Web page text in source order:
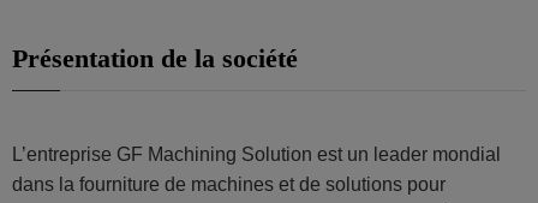
Présentation de la société
L’entreprise GF Machining Solution est un leader mondial
dans la fourniture de machines et de solutions pour